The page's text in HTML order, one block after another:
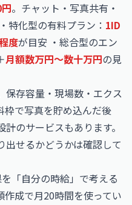
。チャット・写真共有・
特化型の有料プラン： 1ID
度が目安 ・総合型のエン
月額数万円〜数十万円の見
保存容量・現場数・エクス
枠で写真を貯め込んだ後
のサービスもあります。
せるかどうかは確認して
「自分の時給」で考える
作成で月20時間を使ってい